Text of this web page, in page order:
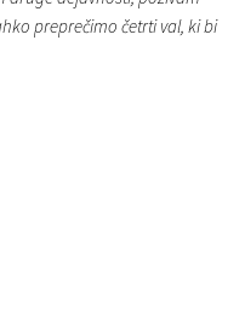
preprečimo četrti val, ki bi